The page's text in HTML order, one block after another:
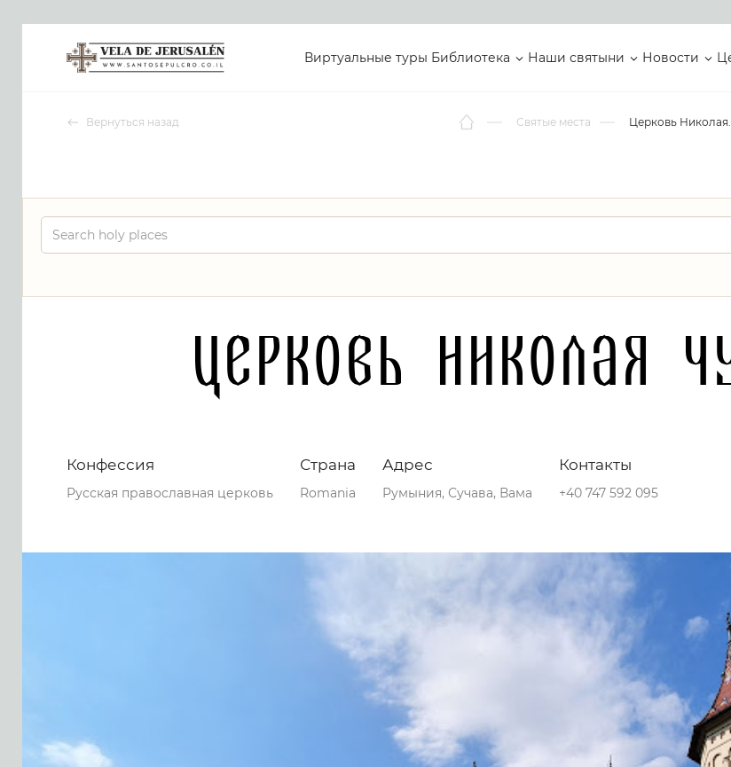
Виртуальные туры Библиотека Наши святыни Новости
Вернуться назад Святые места Церковь
Церковь Николая
Конфессия
Русская православная церковь
Страна
Romania
Адрес
Румыния, Сучава, Вама
Контакты
+40 747 592 095